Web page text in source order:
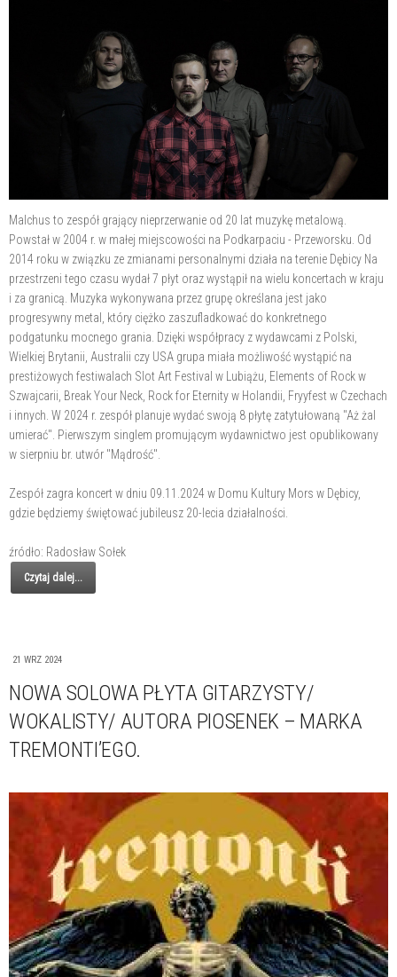
Malchus to zespół grający nieprzerwanie od 20 lat muzykę metalową.
Powstał w 2004 r. w małej miejscowości na Podkarpaciu - Przeworsku. Od
2014 roku w związku ze zmianami personalnymi działa na terenie Dębicy Na
przestrzeni tego czasu wydał 7 płyt oraz wystąpił na wielu koncertach w kraju
i za granicą. Muzyka wykonywana przez grupę określana jest jako
progresywny metal, który ciężko zaszufladkować do konkretnego
podgatunku mocnego grania. Dzięki współpracy z wydawcami z Polski,
Wielkiej Brytanii, Australii czy USA grupa miała możliwość wystąpić na
prestiżowych festiwalach Slot Art Festival w Lubiążu, Elements of Rock w
Szwajcarii, Break Your Neck, Rock for Eternity w Holandii, Fryyfest w Czechach
i innych. W 2024 r. zespół planuje wydać swoją 8 płytę zatytułowaną "Aż żal
umierać". Pierwszym singlem promującym wydawnictwo jest opublikowany
w sierpniu br. utwór "Mądrość".
Zespół zagra koncert w dniu 09.11.2024 w Domu Kultury Mors w Dębicy,
gdzie będziemy świętować jubileusz 20-lecia działalności.
źródło: Radosław Sołek
Czytaj dalej...
21 WRZ 2024
NOWA SOLOWA PŁYTA GITARZYSTY/
WOKALISTY/ AUTORA PIOSENEK – MARKA
TREMONTI’EGO.